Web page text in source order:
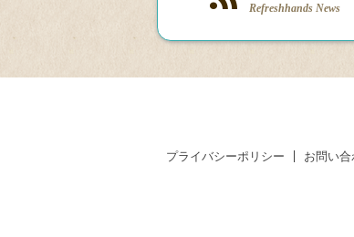
Refreshhands News
プライバシーポリシー お問い合